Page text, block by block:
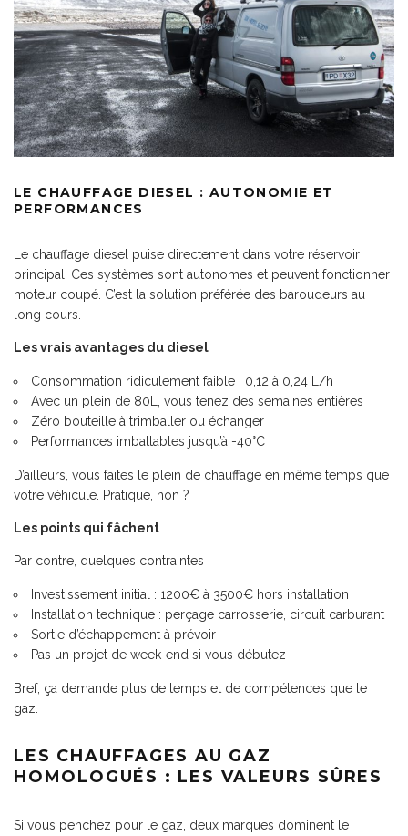
LE CHAUFFAGE DIESEL : AUTONOMIE ET
PERFORMANCES
Le chauffage diesel puise directement dans votre réservoir
principal. Ces systèmes sont autonomes et peuvent fonctionner
moteur coupé. C’est la solution préférée des baroudeurs au
long cours.
Les vrais avantages du diesel
Consommation ridiculement faible : 0,12 à 0,24 L/h
Avec un plein de 80L, vous tenez des semaines entières
Zéro bouteille à trimballer ou échanger
Performances imbattables jusqu’à -40°C
D’ailleurs, vous faites le plein de chauffage en même temps que
votre véhicule. Pratique, non ?
Les points qui fâchent
Par contre, quelques contraintes :
Investissement initial : 1200€ à 3500€ hors installation
Installation technique : perçage carrosserie, circuit carburant
Sortie d’échappement à prévoir
Pas un projet de week-end si vous débutez
Bref, ça demande plus de temps et de compétences que le
gaz.
LES CHAUFFAGES AU GAZ
HOMOLOGUÉS : LES VALEURS SÛRES
Si vous penchez pour le gaz, deux marques dominent le